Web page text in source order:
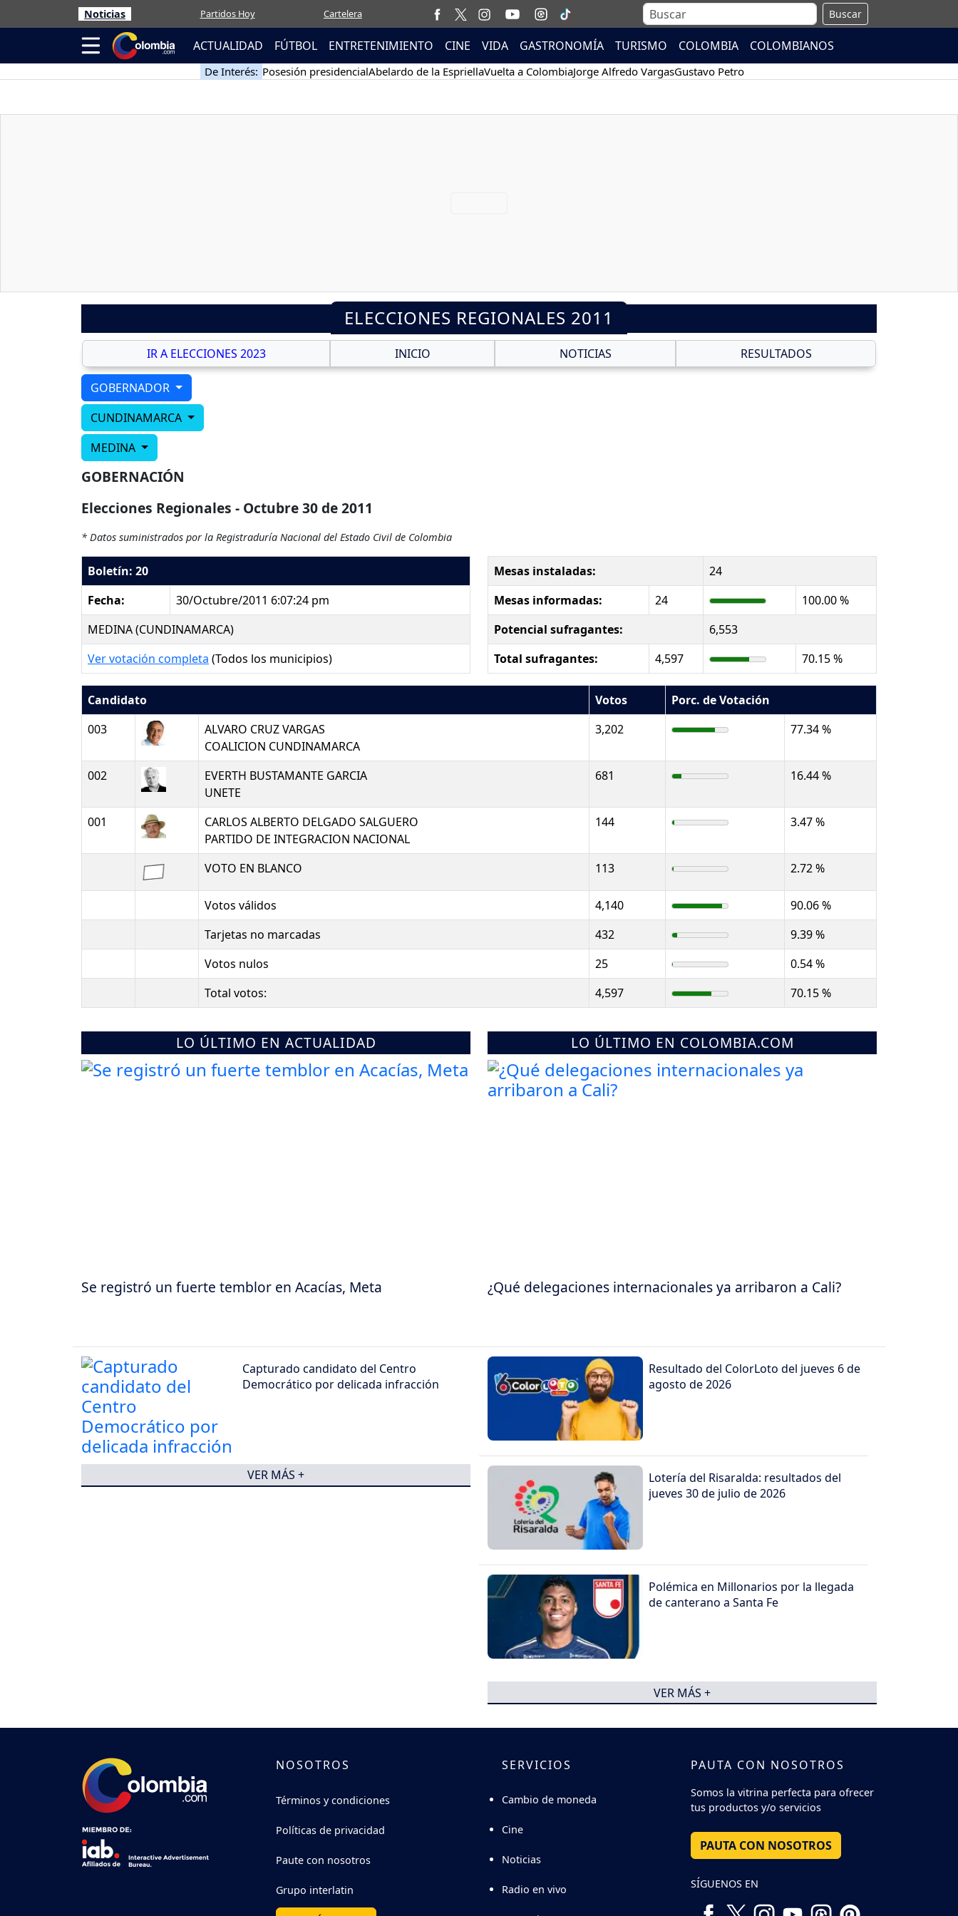
Noticias Partidos Hoy Cartelera Buscar
ACTUALIDAD FÚTBOL ENTRETENIMIENTO CINE VIDA GASTRONOMÍA TURISMO COLOMBIA COLOMBIANOS
De Interés: Posesión presidencialAbelardo de la EspriellaVuelta a ColombiaJorge Alfredo VargasGustavo Petro
ELECCIONES REGIONALES 2011
IR A ELECCIONES 2023 INICIO NOTICIAS RESULTADOS
GOBERNADOR
CUNDINAMARCA
MEDINA
GOBERNACIÓN
Elecciones Regionales - Octubre 30 de 2011
* Datos suministrados por la Registraduría Nacional del Estado Civil de Colombia
Boletín: 20
Fecha:
30/Octubre/2011 6:07:24 pm
MEDINA (CUNDINAMARCA)
Ver votación completa (Todos los municipios)
Mesas instaladas:
24
Mesas informadas:
24
100.00 %
Potencial sufragantes:
6,553
Total sufragantes:
4,597 70.15 %
Candidato Votos
Porc. de Votación
003
ALVARO CRUZ VARGAS
COALICION CUNDINAMARCA
3,202 77.34 %
002
EVERTH BUSTAMANTE GARCIA
UNETE
681 16.44 %
001
CARLOS ALBERTO DELGADO SALGUERO
PARTIDO DE INTEGRACION NACIONAL
144 3.47 %
VOTO EN BLANCO 113 2.72 %
Votos válidos 4,140
90.06 %
Tarjetas no marcadas
432
9.39 %
Votos nulos
25
0.54 %
Total votos:
4,597 70.15 %
LO ÚLTIMO EN ACTUALIDAD
Se registró un fuerte temblor en Acacías, Meta
Capturado candidato del Centro
Democrático por delicada infracción
VER MÁS +
LO ÚLTIMO EN COLOMBIA.COM
¿Qué delegaciones internacionales ya arribaron a Cali?
Resultado del ColorLoto del jueves 6 de
agosto de 2026
Lotería del Risaralda: resultados del
jueves 30 de julio de 2026
Polémica en Millonarios por la llegada
de canterano a Santa Fe
VER MÁS +
NOSOTROS
Términos y condiciones
Políticas de privacidad
Paute con nosotros
Grupo interlatin
SERVICIOS
Cambio de moneda
Cine
Noticias
Radio en vivo
PAUTA CON NOSOTROS
Somos la vitrina perfecta para ofrecer
tus productos y/o servicios
PAUTA CON NOSOTROS
SÍGUENOS EN